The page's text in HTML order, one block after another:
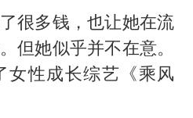
很多钱，也让她在流
但她似乎并不在意。
女性成长综艺《乘风